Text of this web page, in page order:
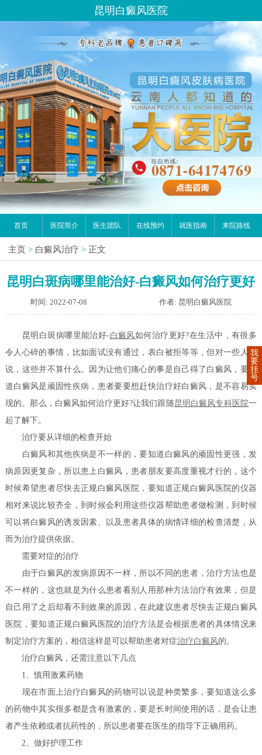
昆明白癜风医院
首页 医院简介 医生团队 在线预约 就医指南 来院路线
主页 > 白癜风治疗 > 正文
昆明白斑病哪里能治好-白癜风如何治疗更好
时间: 2022-07-08 作者: 昆明白癜风医院
昆明白斑病哪里能治好-白癜风如何治疗更好?在生活中，有很多
令人心碎的事情，比如面试没有通过，表白被拒等等，但对一些人来
说，这些并不算什么。因为让他们痛心的事是自己得了白癜风，要知
道白癜风是顽固性疾病，患者要要想赶快治疗好白癜风，是不容易实
现的。那么，白癜风如何治疗更好?让我们跟随昆明白癜风专科医院一
起了解下。
治疗要从详细的检查开始
白癜风和其他疾病是不一样的，要知道白癜风的顽固性更强，发
病原因更复杂，所以患上白癜风，患者朋友要高度重视才行的，这个
时候希望患者尽快去正规白癜风医院，要知道正规白癜风医院的仪器
相对来说比较齐全，到时候会利用这些仪器帮助患者做检测，到时候
可以将白癜风的诱发因素、以及患者具体的病情详细的检查清楚，从
而为治疗提供依据。
需要对症的治疗
由于白癜风的发病原因不一样，所以不同的患者，治疗方法也是
不一样的，这也就是为什么患者看别人用那种方法治疗有效果，但是
自己用了之后却看不到效果的原因，在此建议患者尽快去正规白癜风
医院，要知道正规白癜风医院的治疗方法是会根据患者的具体情况来
制定治疗方案的，相信这样是可以帮助患者对症治疗白癜风的。
治疗白癜风，还需注意以下几点
1、慎用激素药物
现在市面上治疗白癜风的药物可以说是种类繁多，要知道这么多
的药物中其实很多都是含有激素的，要是长时间使用的话，是会让患
者产生依赖或者抗药性的，所以患者要在医生的指导下正确用药。
2、做好护理工作
我
要
挂
号